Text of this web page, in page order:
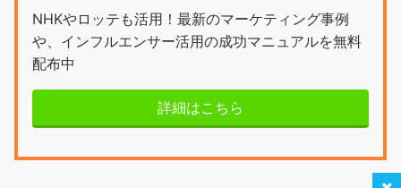
NHKやロッテも活用！最新のマーケティング事例
や、インフルエンサー活用の成功マニュアルを無料
配布中
詳細はこちら